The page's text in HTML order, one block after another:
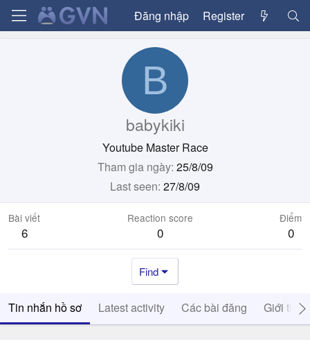
Đăng nhập Register
B
babykiki
Youtube Master Race
Tham gia ngày 25/8/09
Last seen 27/8/09
Bài viết
6
Reaction score
0
Điểm
0
Find
Tin nhắn hồ sơ Latest activity Các bài đăng Giới thiệu